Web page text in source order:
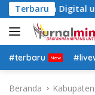
a
g
u
TerbaruDigital
#terbaru
Beranda